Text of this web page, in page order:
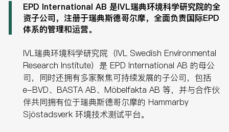
EPD International AB 是IVL瑞典环境科学研究院的全
资子公司，注册于瑞典斯德哥尔摩，全面负责国际EPD
体系的管理和运营。
IVL瑞典环境科学研究院（IVL Swedish Environmental
Research Institute）是 EPD International AB 的母公
司，同时还拥有多家聚焦可持续发展的子公司，包括
e-BVD、BASTA AB、Möbelfakta AB 等，并与合作伙
伴共同拥有位于瑞典斯德哥尔摩的 Hammarby
Sjöstadsverk 环境技术测试平台。